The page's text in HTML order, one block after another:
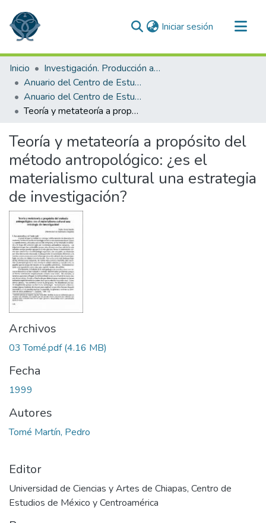
Iniciar sesión (current)
Comunidades
Todo DSpace
Estadísticas
Inicio
Investigación. Producción académica
Anuario del Centro de Estudios Superiores de México y Centroamérica
Anuario del Centro de Estudios Superiores de México y Centroamérica 2011
Teoría y metateoría a propósito del método antropológico: ¿es el materialismo cultural una estrategia de investigación?
Teoría y metateoría a propósito del
método antropológico: ¿es el
materialismo cultural una estrategia
de investigación?
Archivos
03 Tomé.pdf(4.16 MB)
Fecha
1999
Autores
Tomé Martín, Pedro
Editor
Universidad de Ciencias y Artes de Chiapas, Centro de
Estudios de México y Centroamérica